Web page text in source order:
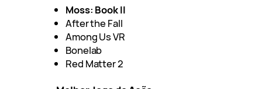
Moss: Book II
After the Fall
Among Us VR
Bonelab
Red Matter 2